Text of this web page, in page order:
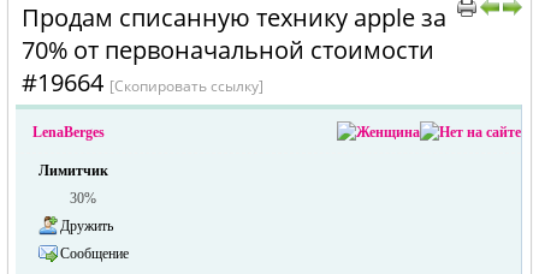
› ›
Продам списанную технику apple за
70% от первоначальной стоимости
#19664 [Скопировать ссылку]
LenaBerges
Лимитчик
30%
Дружить
Сообщение